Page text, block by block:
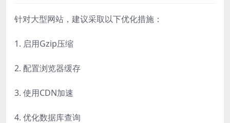
针对大型网站，建议采取以下优化措施：
1. 启用Gzip压缩
2. 配置浏览器缓存
3. 使用CDN加速
4. 优化数据库查询